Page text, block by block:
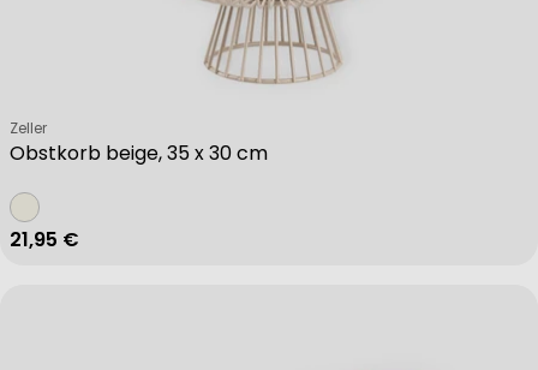
Obstkorb beige, 35 x 30 cm
Verkäufer:
Zeller
Regulärer Preis
21,95 €